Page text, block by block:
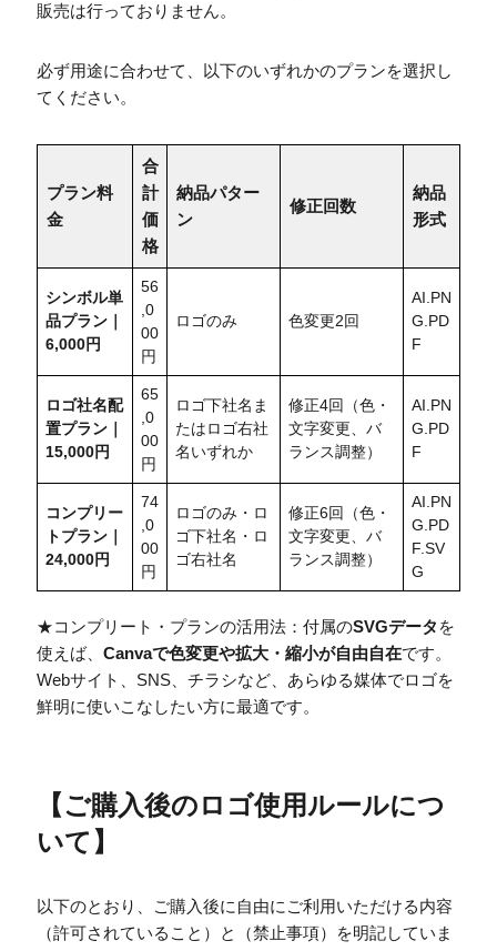
販売は行っておりません。
必ず用途に合わせて、以下のいずれかのプランを選択し
てください。
プラン料
金
合
計
価
格
納品パター
ン
修正回数
納品
形式
シンボル単
品プラン｜
6,000円
56
,0
00
円
ロゴのみ 色変更2回
AI.PN
G.PD
F
ロゴ社名配
置プラン｜
15,000円
65
,0
00
円
ロゴ下社名ま
たはロゴ右社
名いずれか
修正4回（色・
文字変更、バ
ランス調整）
AI.PN
G.PD
F
コンプリー
トプラン｜
24,000円
74
,0
00
円
ロゴのみ・ロ
ゴ下社名・ロ
ゴ右社名
修正6回（色・
文字変更、バ
ランス調整）
AI.PN
G.PD
F.SV
G
★コンプリート・プランの活用法：付属のSVGデータ を
使えば、 Canvaで色変更や拡大・縮小が自由自在です。
Webサイト、SNS、チラシなど、あらゆる媒体でロゴを
鮮明に使いこなしたい方に最適です。
【ご購入後のロゴ使用ルールにつ
いて 】
以下のとおり、ご購入後に自由にご利用いただける内容
（許可されていること）と（禁止事項）を明記していま